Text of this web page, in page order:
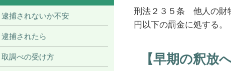
刑法２３５条 他人の財
円以下の罰金に処する。
【早期の釈放へ
逮捕されないか不安
逮捕されたら
取調べの受け方